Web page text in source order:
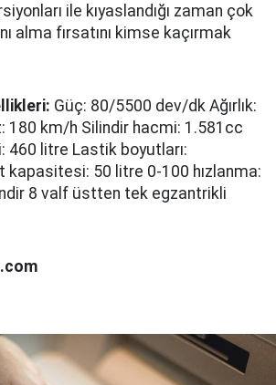
ile kıyaslandığı zaman çok
alma fırsatını kimse kaçırmak
Güç: 80/5500 dev/dk Ağırlık:
180 km/h Silindir hacmi: 1.581cc
460 litre Lastik boyutları:
kapasitesi: 50 litre 0-100 hızlanma:
8 valf üstten tek egzantrikli